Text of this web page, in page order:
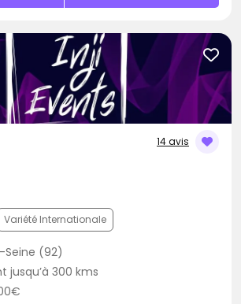
14 avis
Variété Internationale
Seine (92)
jusqu’à 300 kms